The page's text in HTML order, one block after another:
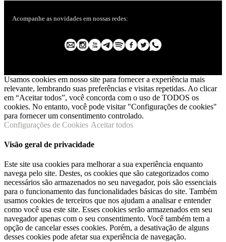
Acompanhe as novidades em nossas redes:
Usamos cookies em nosso site para fornecer a experiência mais
relevante, lembrando suas preferências e visitas repetidas. Ao clicar
em “Aceitar todos”, você concorda com o uso de TODOS os
cookies. No entanto, você pode visitar "Configurações de cookies"
para fornecer um consentimento controlado.
Configurações de Cookies Aceitar todos
Visão geral de privacidade
Este site usa cookies para melhorar a sua experiência enquanto
navega pelo site. Destes, os cookies que são categorizados como
necessários são armazenados no seu navegador, pois são essenciais
para o funcionamento das funcionalidades básicas do site. Também
usamos cookies de terceiros que nos ajudam a analisar e entender
como você usa este site. Esses cookies serão armazenados em seu
navegador apenas com o seu consentimento. Você também tem a
opção de cancelar esses cookies. Porém, a desativação de alguns
desses cookies pode afetar sua experiência de navegação.